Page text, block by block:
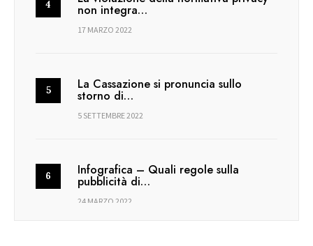
non integra…
17 MARZO 2022
La Cassazione si pronuncia sullo
storno di…
5 SETTEMBRE 2022
Infografica – Quali regole sulla
pubblicità di…
24 MARZO 2022